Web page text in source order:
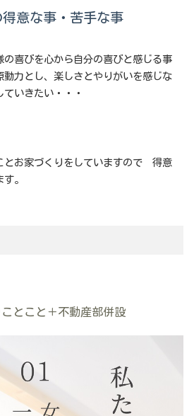
意な事・苦手な事
の喜びを心から自分の喜びと感じる事
動力とし、楽しさとやりがいを感じな
いきたい・・・
とお家づくりをしていますので 得意
。
とこと＋不動産部併設